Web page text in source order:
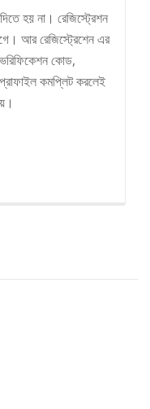
হয় না। রেজিস্ট্রেশন
আর রেজিস্ট্রেশেন এর
কোড,
কমপ্লিট করলেই